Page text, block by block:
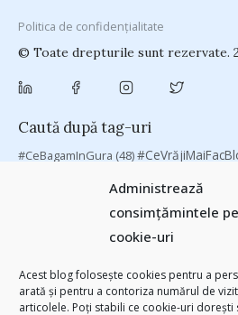
Administrează
consimțămintele
cookie-uri
Acest blog folosește cookies pentru a
arată și pentru a contoriza numărul de
articolele. Poți stabili ce cookie-uri dorești
Politica de confidențialitate
© Toate drepturile sunt rezervate.
Caută după tag-uri
#CeBagamInGura (48)
(24) basescu(43)Blogal
Brandu’ lu’ Chinezu’(27)Byron
campanie pentru bloggeri
champions
(2339) Chivas The Venture(25) concurs